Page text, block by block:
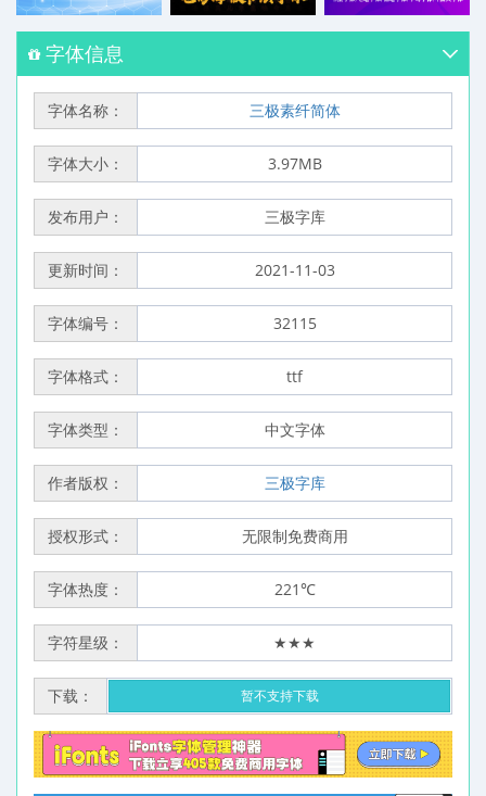
字体信息
字体名称： 三极素纤简体
字体大小： 3.97MB
发布用户： 三极字库
更新时间： 2021-11-03
字体编号： 32115
字体格式： ttf
字体类型： 中文字体
作者版权： 三极字库
授权形式： 无限制免费商用
字体热度： 221℃
字符星级： ★★★
下载： 暂不支持下载